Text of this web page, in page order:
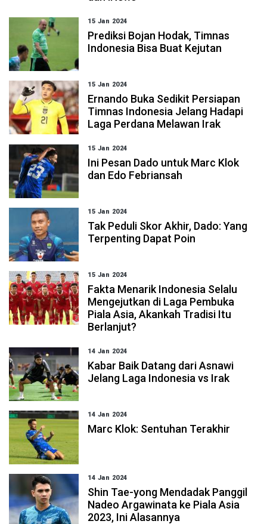
15 Jan 2024
Prediksi Bojan Hodak, Timnas
Indonesia Bisa Buat Kejutan
15 Jan 2024
Ernando Buka Sedikit Persiapan
Timnas Indonesia Jelang Hadapi
Laga Perdana Melawan Irak
15 Jan 2024
Ini Pesan Dado untuk Marc Klok
dan Edo Febriansah
15 Jan 2024
Tak Peduli Skor Akhir, Dado: Yang
Terpenting Dapat Poin
15 Jan 2024
Fakta Menarik Indonesia Selalu
Mengejutkan di Laga Pembuka
Piala Asia, Akankah Tradisi Itu
Berlanjut?
14 Jan 2024
Kabar Baik Datang dari Asnawi
Jelang Laga Indonesia vs Irak
14 Jan 2024
Marc Klok: Sentuhan Terakhir
14 Jan 2024
Shin Tae-yong Mendadak Panggil
Nadeo Argawinata ke Piala Asia
2023, Ini Alasannya